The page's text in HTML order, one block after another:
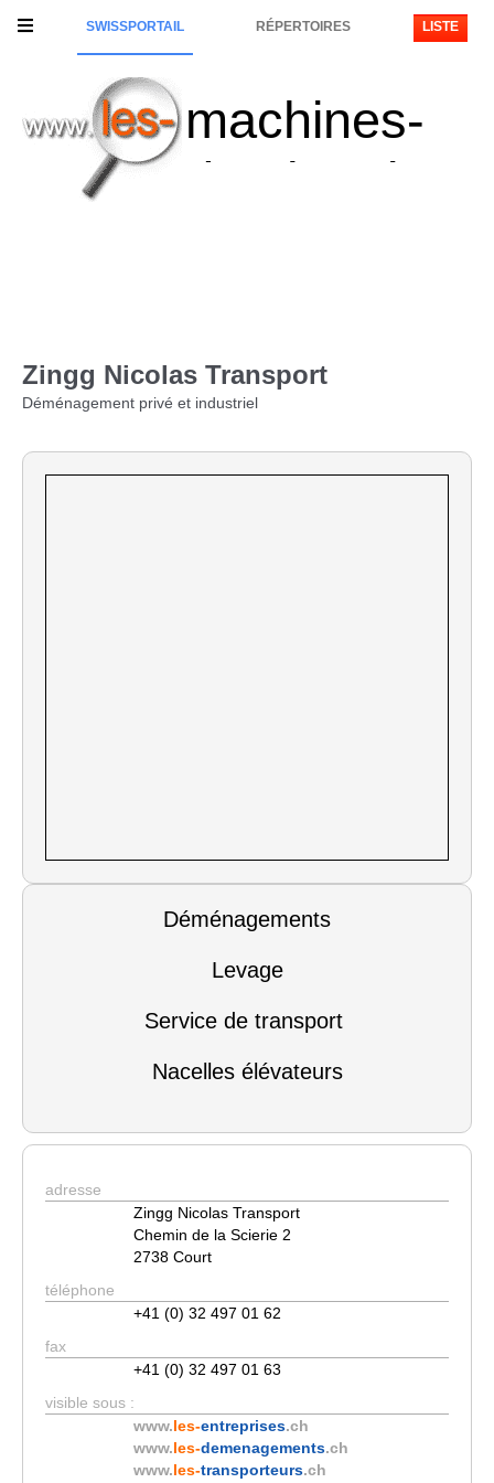
SWISSPORTAIL RÉPERTOIRES LISTE
machines-
de-chantier
Zingg Nicolas Transport
Déménagement privé et industriel
Déménagements
Levage
Service de transport
Nacelles élévateurs
adresse
Zingg Nicolas Transport
Chemin de la Scierie 2
2738 Court
téléphone
+41 (0) 32 497 01 62
fax
+41 (0) 32 497 01 63
visible sous :
www.les-entreprises.ch
www.les-demenagements.ch
www.les-transporteurs.ch